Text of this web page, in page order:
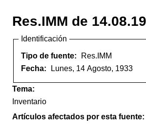
Res.IMM de
Identificación
Tipo de fuente:
Res.IMM
Fecha:
Lunes, 14 Agosto, 1933
Tema:
Inventario
Artículos afectados por esta fuente: